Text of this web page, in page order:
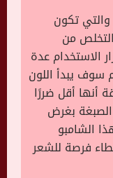
والتي تكون
من
الاستخدام عدة
سوف يبدأ اللون
أنها أقل ضررًا
بغرض
الشامبو
فرصة للشعر